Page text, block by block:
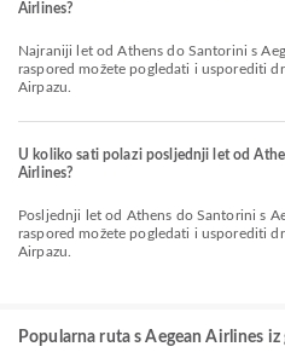
Airlines?
Najraniji let od Athens do Santorini s Aegean Airlines polijeće u 07:00. Ovaj
raspored možete pogledati i usporediti
Airpazu.
U koliko sati polazi posljednji let od
Airlines?
Posljednji let od Athens do Santorini s Aegean Airlines polijeće u 23:40. Ovaj
raspored možete pogledati i usporediti
Airpazu.
Popularna ruta s Aegean Airlines